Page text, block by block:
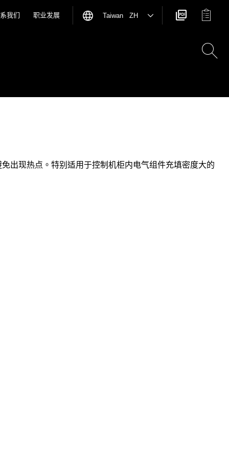
我们 职业发展 Taiwan ZH
出现热点。特别适用于控制机柜内电气组件充填密度大的